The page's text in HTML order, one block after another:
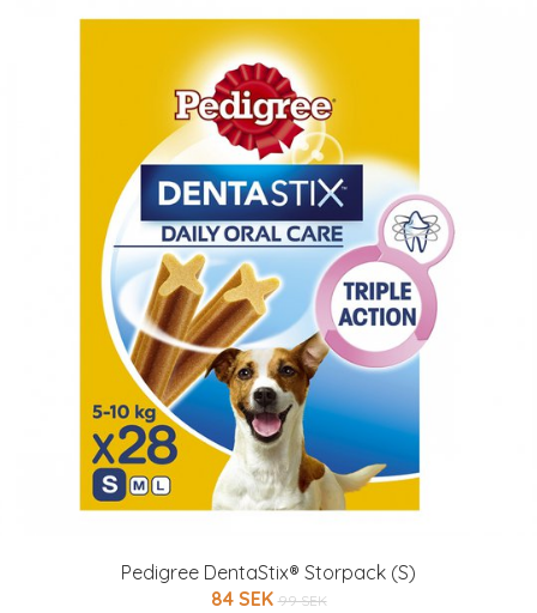
Pedigree DentaStix® Storpack (S)
84 SEK 99 SEK